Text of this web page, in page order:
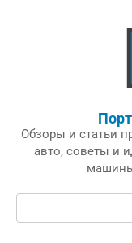
Обзоры и статьи
авто, советы и
Поиск: